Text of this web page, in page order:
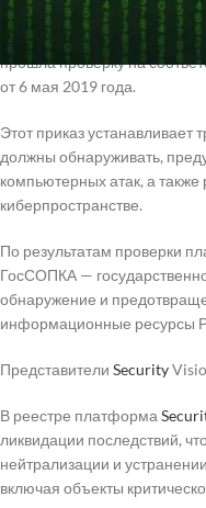
Платформа Security Vision
и роботизации процессов
прошла проверку на
от 6 мая 2019 года.
Этот приказ устанавливает
должны обнаруживать,
компьютерных атак, а
киберпространстве.
По результатам проверки
ГосСОПКА —
обнаружение и
информационные ресурсы
Представители Security
В реестре платформа
ликвидации последствий,
нейтрализации и
включая объекты